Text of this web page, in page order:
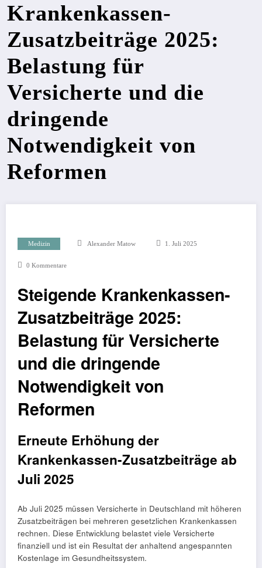
Krankenkassen-
Zusatzbeiträge 2025:
Belastung für
Versicherte und die
dringende
Notwendigkeit von
Reformen
Medizin Alexander Matow 1. Juli 2025
0 Kommentare
Steigende Krankenkassen-
Zusatzbeiträge 2025:
Belastung für Versicherte
und die dringende
Notwendigkeit von
Reformen
Erneute Erhöhung der
Krankenkassen-Zusatzbeiträge ab
Juli 2025
Ab Juli 2025 müssen Versicherte in Deutschland mit höheren
Zusatzbeiträgen bei mehreren gesetzlichen Krankenkassen
rechnen. Diese Entwicklung belastet viele Versicherte
finanziell und ist ein Resultat der anhaltend angespannten
Kostenlage im Gesundheitssystem.